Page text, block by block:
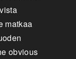
matkaa
obvious